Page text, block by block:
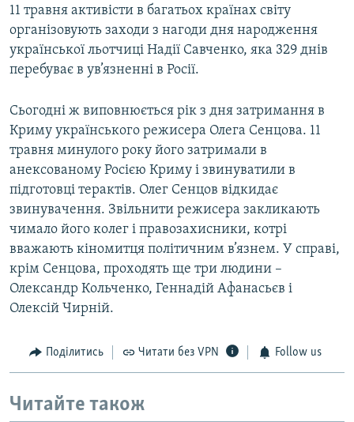
11 травня активісти в багатьох країнах світу
організовують заходи з нагоди дня народження
української льотчиці Надії Савченко, яка 329 днів
перебуває в ув’язненні в Росії.
Сьогодні ж виповнюється рік з дня затримання в
Криму українського режисера Олега Сенцова. 11
травня минулого року його затримали в
анексованому Росією Криму і звинуватили в
підготовці терактів. Олег Сенцов відкидає
звинувачення. Звільнити режисера закликають
чимало його колег і правозахисники, котрі
вважають кіномитця політичним в’язнем. У справі,
крім Сенцова, проходять ще три людини –
Олександр Кольченко, Геннадій Афанасьєв і
Олексій Чирній.
Поділитись Читати без VPN Follow us
Читайте також